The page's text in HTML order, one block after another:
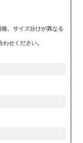
、サイズ分けが異なる
せください。